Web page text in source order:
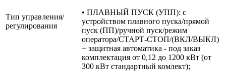
Тип управления/
регулирования
• ПЛАВНЫЙ ПУСК (УПП): с
устройством плавного пуска/прямой
пуск (ПП)/ручной пуск/режим
оператора/СТАРТ-СТОП/(ВКЛ/ВЫКЛ)
+ защитная автоматика - под заказ
комплектация от 0,12 до 1200 кВт (от
300 кВт стандартный комлект);